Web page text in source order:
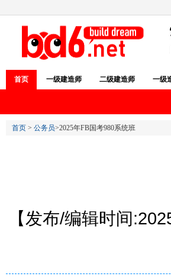
首页 一级建造师 二级建造师 一级
首页 > 公务员>2025年FB国考980系统班
【发布/编辑时间